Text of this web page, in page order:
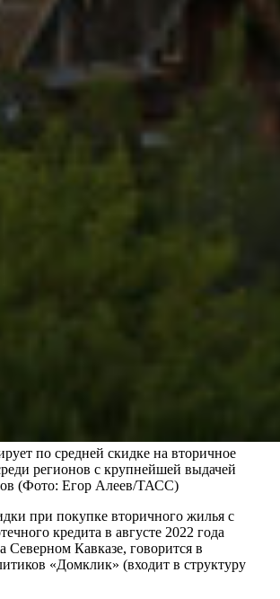
по средней скидке на вторичное
регионов с крупнейшей выдачей
(Фото: Егор Алеев/ТАСС)
при покупке вторичного жилья с
кредита в августе 2022 года
Северном Кавказе, говорится в
«Домклик» (входит в структуру